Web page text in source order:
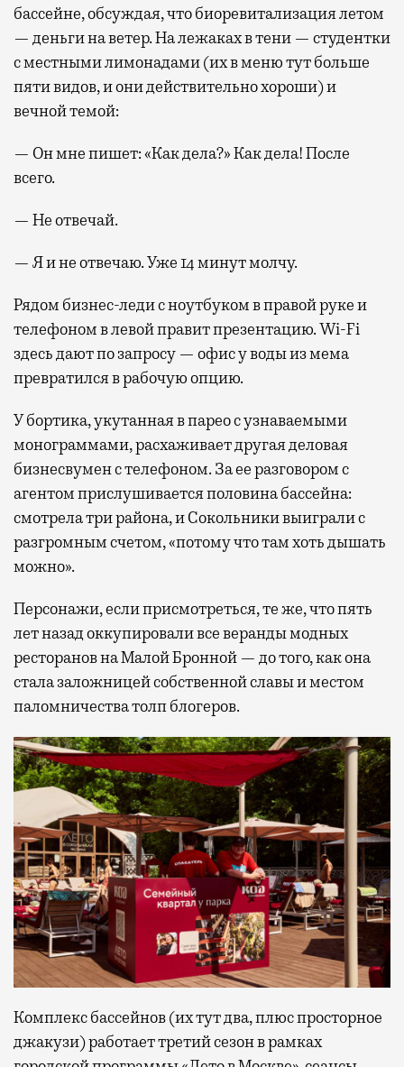
бассейне, обсуждая, что биоревитализация летом
— деньги на ветер. На лежаках в тени — студентки
с местными лимонадами (их в меню тут больше
пяти видов, и они действительно хороши) и
вечной темой:
— Он мне пишет: «Как дела?» Как дела! После
всего.
— Не отвечай.
— Я и не отвечаю. Уже 14 минут молчу.
Рядом бизнес-леди с ноутбуком в правой руке и
телефоном в левой правит презентацию. Wi-Fi
здесь дают по запросу — офис у воды из мема
превратился в рабочую опцию.
У бортика, укутанная в парео с узнаваемыми
монограммами, расхаживает другая деловая
бизнесвумен с телефоном. За ее разговором с
агентом прислушивается половина бассейна:
смотрела три района, и Сокольники выиграли с
разгромным счетом, «потому что там хоть дышать
можно».
Персонажи, если присмотреться, те же, что пять
лет назад оккупировали все веранды модных
ресторанов на Малой Бронной — до того, как она
стала заложницей собственной славы и местом
паломничества толп блогеров.
Комплекс бассейнов (их тут два, плюс просторное
джакузи) работает третий сезон в рамках